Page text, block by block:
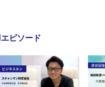
ピソード